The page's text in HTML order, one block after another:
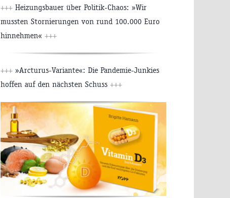
+++ Heizungsbauer über Politik-Chaos: »Wir
mussten Stornierungen von rund 100.000 Euro
hinnehmen« +++
+++ »Arcturus-Variante«: Die Pandemie-Junkies
hoffen auf den nächsten Schuss +++